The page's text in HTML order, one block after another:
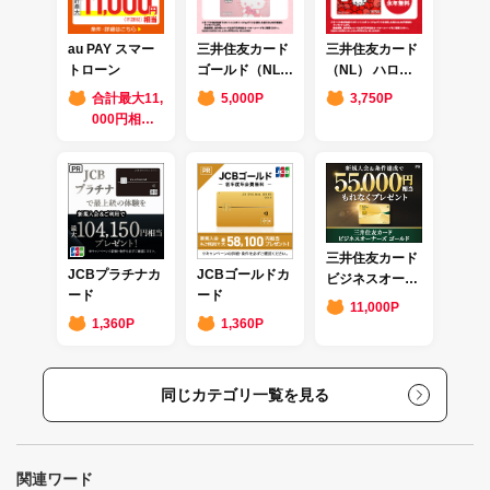
au PAY スマー
トローン
合計最大11,
000円相当
残高
三井住友カード
ゴールド（NL）
ハローキティ デ
ザイン
5,000P
三井住友カード
（NL） ハロー
キティ デザイン
3,750P
JCBプラチナカ
ード
1,360P
JCBゴールドカ
ード
1,360P
三井住友カード
ビジネスオーナ
ーズ ゴールド
11,000P
同じカテゴリ一覧を見る
関連ワード